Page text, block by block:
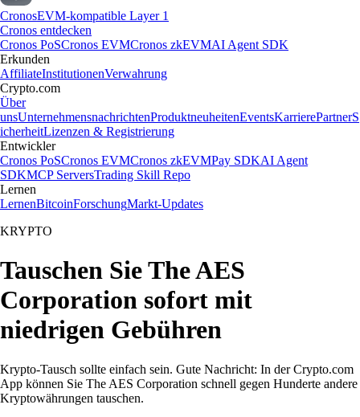
CronosEVM-kompatible Layer 1
Cronos entdecken
Cronos PoSCronos EVMCronos zkEVMAI Agent SDK
Erkunden
AffiliateInstitutionenVerwahrung
Crypto.com
Über
unsUnternehmensnachrichtenProduktneuheitenEventsKarrierePartnerS
icherheitLizenzen & Registrierung
Entwickler
Cronos PoSCronos EVMCronos zkEVMPay SDKAI Agent
SDKMCP ServersTrading Skill Repo
Lernen
LernenBitcoinForschungMarkt-Updates
KRYPTO
Tauschen Sie The AES
Corporation sofort mit
niedrigen Gebühren
Krypto-Tausch sollte einfach sein. Gute Nachricht: In der Crypto.com
App können Sie The AES Corporation schnell gegen Hunderte andere
Kryptowährungen tauschen.